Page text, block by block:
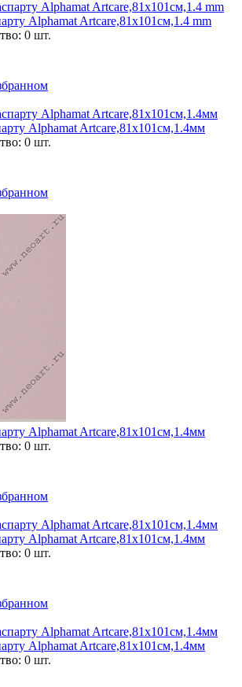
Alphamat Artcare,81х101см,1.4 mm
0 шт.
Alphamat Artcare,81х101см,1.4мм
0 шт.
Alphamat Artcare,81х101см,1.4мм
0 шт.
Alphamat Artcare,81х101см,1.4мм
0 шт.
Alphamat Artcare,81х101см,1.4мм
0 шт.